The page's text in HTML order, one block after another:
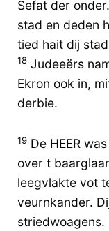
Sefat der
stad en deden
tied hait dij
18 Judeeërs
Ekron ook in,
derbie.
19 De HEER
over t
leegvlakte vot
veurnkander.
striedwoagens.